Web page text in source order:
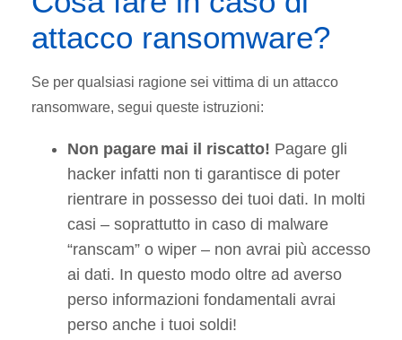
attacco ransomware?
Se per qualsiasi ragione sei vittima di un attacco
ransomware, segui queste istruzioni:
Non pagare mai il riscatto! Pagare gli
hacker infatti non ti garantisce di poter
rientrare in possesso dei tuoi dati. In molti
casi – soprattutto in caso di malware
“ranscam” o wiper – non avrai più accesso
ai dati. In questo modo oltre ad averso
perso informazioni fondamentali avrai
perso anche i tuoi soldi!